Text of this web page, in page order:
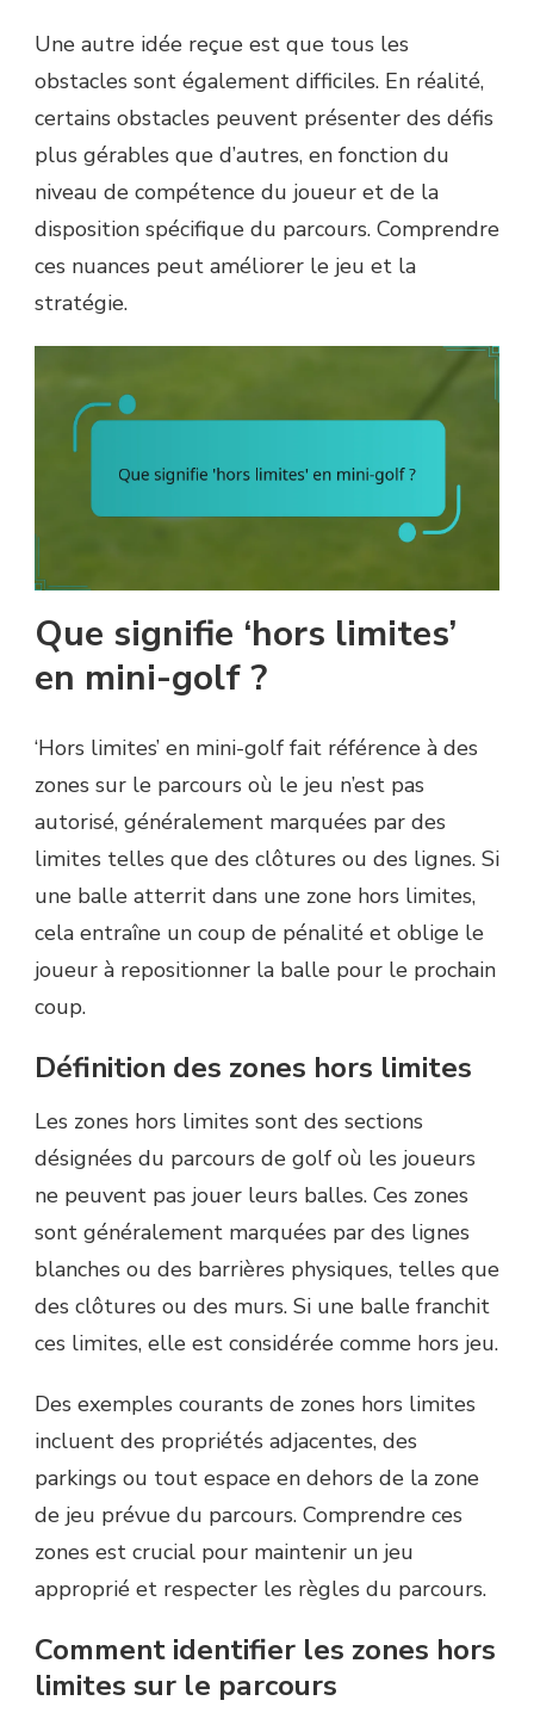
Une autre idée reçue est que tous les
obstacles sont également difficiles. En réalité,
certains obstacles peuvent présenter des défis
plus gérables que d’autres, en fonction du
niveau de compétence du joueur et de la
disposition spécifique du parcours. Comprendre
ces nuances peut améliorer le jeu et la
stratégie.
Que signifie ‘hors limites’
en mini-golf ?
‘Hors limites’ en mini-golf fait référence à des
zones sur le parcours où le jeu n’est pas
autorisé, généralement marquées par des
limites telles que des clôtures ou des lignes. Si
une balle atterrit dans une zone hors limites,
cela entraîne un coup de pénalité et oblige le
joueur à repositionner la balle pour le prochain
coup.
Définition des zones hors limites
Les zones hors limites sont des sections
désignées du parcours de golf où les joueurs
ne peuvent pas jouer leurs balles. Ces zones
sont généralement marquées par des lignes
blanches ou des barrières physiques, telles que
des clôtures ou des murs. Si une balle franchit
ces limites, elle est considérée comme hors jeu.
Des exemples courants de zones hors limites
incluent des propriétés adjacentes, des
parkings ou tout espace en dehors de la zone
de jeu prévue du parcours. Comprendre ces
zones est crucial pour maintenir un jeu
approprié et respecter les règles du parcours.
Comment identifier les zones hors
limites sur le parcours